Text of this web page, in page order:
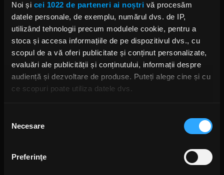
Noi și cei 1022 de parteneri ai noștri vă procesăm
datele personale, de exemplu, numărul dvs. de IP,
utilizând tehnologii precum modulele cookie, pentru a
stoca și accesa informațiile de pe dispozitivul dvs., cu
scopul de a vă oferi publicitate și conținut personalizate,
evaluări ale publicității și conținutului, informații despre
audiență și dezvoltare de produse. Puteți alege cine și cu
ce scopuri poate utiliza datele dvs.
Să colectăm informațiile cu privire la locația dvs.
Să vă identificăm dispozitivul scanândul-l în mod
activ după caracteristici specifice (amprentare)
consimțământului
Necesare
Preferinţe
All That Remains: S-ar putea să
apară piese noi înregistrate
alături de Oli Herbert
MIERCURI, 17 APRILIE 2019
Phil Labonte (All That Remains)
vorbește despre cum l-a afectat
moartea chitaristului Oli Herbert